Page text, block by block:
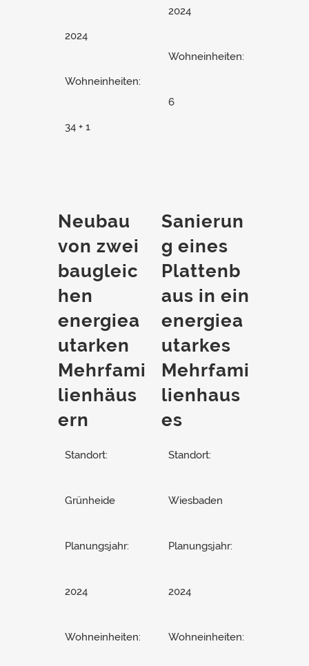
2024
Wohneinheiten:
34 + 1
2024
Wohneinheiten:
6
Neubau
von zwei
baugleic
hen
energiea
utarken
Mehrfami
lienhäus
ern
Standort:
Grünheide
Planungsjahr:
2024
Wohneinheiten:
Sanierun
g eines
Plattenb
aus in ein
energiea
utarkes
Mehrfami
lienhaus
es
Standort:
Wiesbaden
Planungsjahr:
2024
Wohneinheiten: